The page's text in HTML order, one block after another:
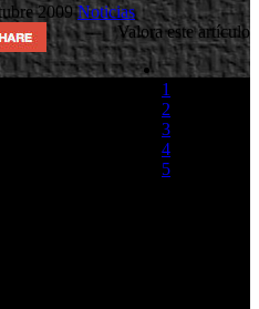
2009Noticias
Valora este artículo
1
2
3
4
5
Mario y